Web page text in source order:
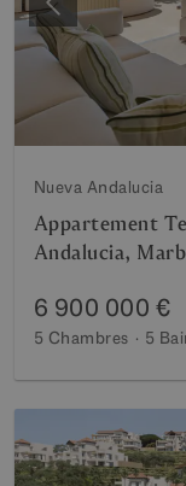
Précédent
Nueva Andalucia
Appartement
Andalucia,
6 900 000 €
5 Chambres 5